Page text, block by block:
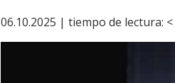
06.10.2025 | tiempo de lectura: <